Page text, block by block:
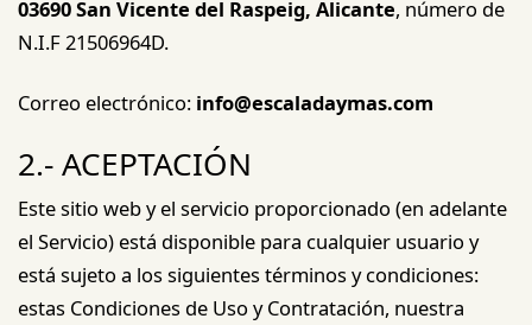
03690 San Vicente del Raspeig, Alicante, número de
N.I.F 21506964D.
Correo electrónico: info@escaladaymas.com
2.- ACEPTACIÓN
Este sitio web y el servicio proporcionado (en adelante
el Servicio) está disponible para cualquier usuario y
está sujeto a los siguientes términos y condiciones:
estas Condiciones de Uso y Contratación, nuestra